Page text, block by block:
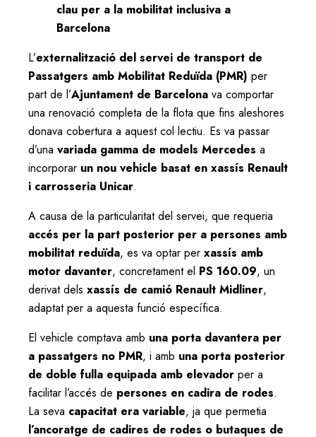
clau per a la mobilitat inclusiva a
Barcelona
L’externalització del servei de transport de
Passatgers amb Mobilitat Reduïda (PMR) per
part de l’Ajuntament de Barcelona va comportar
una renovació completa de la flota que fins aleshores
donava cobertura a aquest col·lectiu. Es va passar
d’una variada gamma de models Mercedes a
incorporar un nou vehicle basat en xassís Renault
i carrosseria Unicar.
A causa de la particularitat del servei, que requeria
accés per la part posterior per a persones amb
mobilitat reduïda, es va optar per xassís amb
motor davanter, concretament el PS 160.09, un
derivat dels xassís de camió Renault Midliner,
adaptat per a aquesta funció específica.
El vehicle comptava amb una porta davantera per
a passatgers no PMR, i amb una porta posterior
de doble fulla equipada amb elevador per a
facilitar l’accés de persones en cadira de rodes.
La seva capacitat era variable, ja que permetia
l’ancoratge de cadires de rodes o butaques de